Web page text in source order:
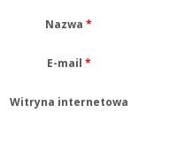
Nazwa*
E-mail *
Witryna internetowa